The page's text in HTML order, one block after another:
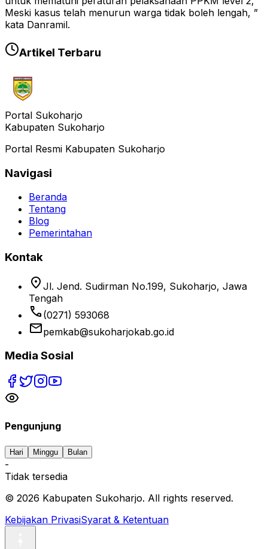
Meski kasus telah menurun warga tidak boleh lengah, ”
kata Danramil.
Artikel Terbaru
Portal Sukoharjo
Kabupaten Sukoharjo
Portal Resmi Kabupaten Sukoharjo
Navigasi
Beranda
Tentang
Blog
Pemerintahan
Kontak
location_on Jl. Jend. Sudirman No.199, Sukoharjo, Jawa
Tengah
phone (0271) 593068
emailpemkab@sukoharjokab.go.id
Media Sosial
Pengunjung
Hari Minggu Bulan
-
Tidak tersedia
© 2026 Kabupaten Sukoharjo. All rights reserved.
Kebijakan PrivasiSyarat & Ketentuan